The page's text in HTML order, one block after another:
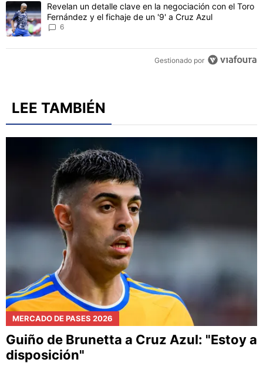
Un artículo de tendencia con el título "Revelan un detalle clave
Revelan un detalle clave en la negociación con el Toro
Fernández y el fichaje de un '9' a Cruz Azul
6
Gestionado por
LEE TAMBIÉN
MERCADO DE PASES 2026
Guiño de Brunetta a Cruz Azul: "Estoy a
disposición"